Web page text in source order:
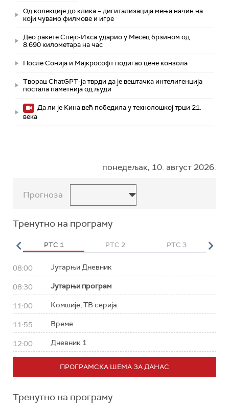
Од колекције до клика – дигитализација мења начин на
који чувамо филмове и игре
Део ракете Спејс-Икса ударио у Месец брзином од
8.690 километара на час
После Сонија и Мајкрософт подигао цене конзола
Творац ChatGPT-ја тврди да је вештачка интелигенција
постала паметнија од људи
Да ли је Кина већ победила у технолошкој трци 21.
века
понедељак, 10. август 2026.
Прогноза
Тренутно на програму
РТС 1 РТС 2 РТС 3
08:00 Јутарњи Дневник
08:30 Јутарњи програм
11:00 Комшије, ТВ серија
11:55 Време
12:00 Дневник 1
ПРОГРАМСКА ШЕМА ЗА ДАНАС
Тренутно на програму